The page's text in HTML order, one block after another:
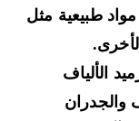
طبيعية مثل